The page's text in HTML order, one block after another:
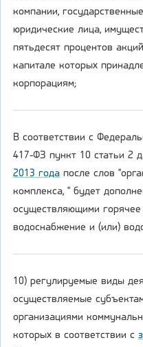
компании,
юридические лица,
пятьдесят процентов
капитале которых
корпорациям;
В соответствии с
417-ФЗ пункт 10 статьи 2
2013 года после слов
комплекса, " будет
осуществляющими
водоснабжение и (или)
10) регулируемые виды
осуществляемые
организациями
которых в соответствии с